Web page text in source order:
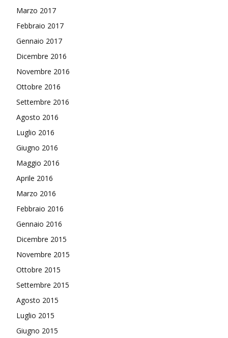
Marzo 2017
Febbraio 2017
Gennaio 2017
Dicembre 2016
Novembre 2016
Ottobre 2016
Settembre 2016
Agosto 2016
Luglio 2016
Giugno 2016
Maggio 2016
Aprile 2016
Marzo 2016
Febbraio 2016
Gennaio 2016
Dicembre 2015
Novembre 2015
Ottobre 2015
Settembre 2015
Agosto 2015
Luglio 2015
Giugno 2015